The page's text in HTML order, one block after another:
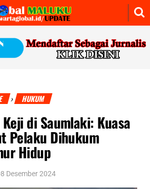
› HUKUM
di Saumlaki: Kuasa
Pelaku Dihukum
Hidup
Desember 2024